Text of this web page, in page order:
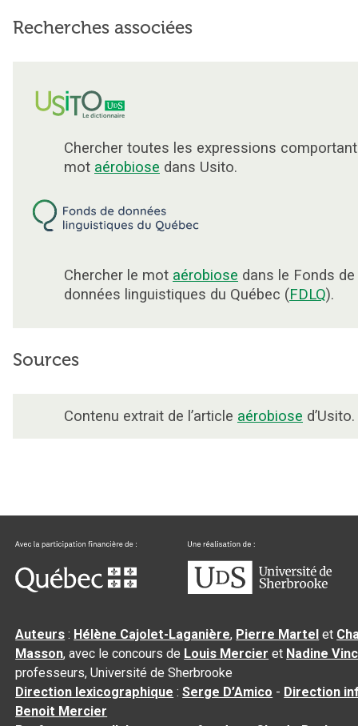
Recherches associées
Chercher toutes les expressions
mot aérobiose dans Usito.
Chercher le mot aérobiose dans le Fonds de
données linguistiques du Québec (FDLQ).
Sources
Contenu extrait de l’article aérobiose d’Usito.
Auteurs : Hélène Cajolet-Laganière, Pierre Martel et
Masson, avec le concours de Louis Mercier et Nadine
professeurs, Université de Sherbrooke
Direction lexicographique :Serge D’Amico - Direction
Benoit Mercier